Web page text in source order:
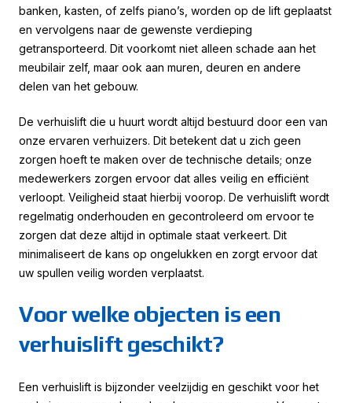
banken, kasten, of zelfs piano’s, worden op de lift geplaatst
en vervolgens naar de gewenste verdieping
getransporteerd. Dit voorkomt niet alleen schade aan het
meubilair zelf, maar ook aan muren, deuren en andere
delen van het gebouw.
De verhuislift die u huurt wordt altijd bestuurd door een van
onze ervaren verhuizers. Dit betekent dat u zich geen
zorgen hoeft te maken over de technische details; onze
medewerkers zorgen ervoor dat alles veilig en efficiënt
verloopt. Veiligheid staat hierbij voorop. De verhuislift wordt
regelmatig onderhouden en gecontroleerd om ervoor te
zorgen dat deze altijd in optimale staat verkeert. Dit
minimaliseert de kans op ongelukken en zorgt ervoor dat
uw spullen veilig worden verplaatst.
Voor welke objecten is een
verhuislift geschikt?
Een verhuislift is bijzonder veelzijdig en geschikt voor het